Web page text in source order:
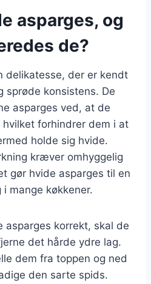
asparges, og
de?
delikatesse, der er kendt
sprøde konsistens. De
asparges ved, at de
forhindrer dem i at
holde sig hvide.
kræver omhyggelig
gør hvide asparges til en
mange køkkener.
asparges korrekt, skal de
det hårde ydre lag.
dem fra toppen og ned
den sarte spids.